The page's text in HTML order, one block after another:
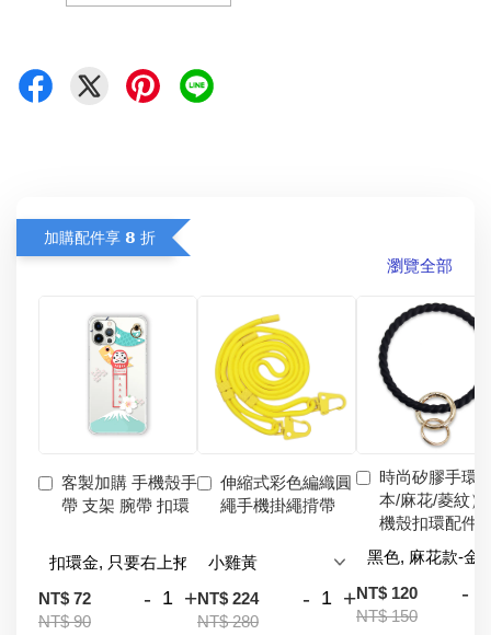
加購配件享 𝟴 折
瀏覽全部
客製加購 手機殼手
帶 支架 腕帶 扣環
NT$ 72
NT$ 90
- +
伸縮式彩色編織圓
繩手機掛繩揹帶
NT$ 224
NT$ 280
- +
時尚矽膠手環
本/麻花/菱紋）
機殼扣環配件
NT$ 120
NT$ 150
-